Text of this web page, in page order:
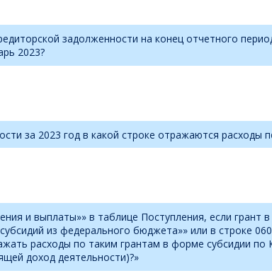
задолженности на конец отчетного
2023?
за 2023 год в какой строке отражаются расходы
и выплаты»» в таблице Поступления, если
из федерального бюджета»» или в строке
расходы по таким грантам в форме субсидии по
доход деятельности)?»